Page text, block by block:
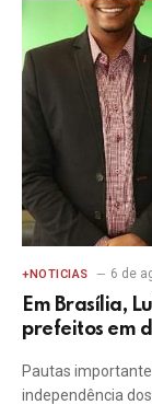
+NOTICIAS 6 de
Em Brasília,
prefeitos em
Pautas
independência